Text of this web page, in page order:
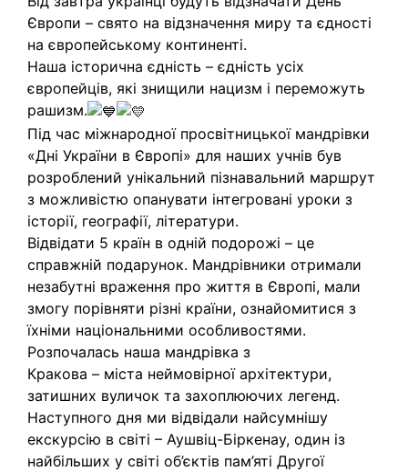
Європи – свято на відзначення миру та єдності
на європейському континенті.
Наша історична єдність – єдність усіх
європейців, які знищили нацизм і переможуть
рашизм.
Під час міжнародної просвітницької мандрівки
«Дні України в Європі» для наших учнів був
розроблений унікальний пізнавальний маршрут
з можливістю опанувати інтегровані уроки з
історії, географії, літератури.
Відвідати 5 країн в одній подорожі – це
справжній подарунок. Мандрівники отримали
незабутні враження про життя в Європі, мали
змогу порівняти різні країни, ознайомитися з
їхніми національними особливостями.
Розпочалась наша мандрівка з
Кракова – міста неймовірної архітектури,
затишних вуличок та захоплюючих легенд.
Наступного дня ми відвідали найсумнішу
екскурсію в світі – Аушвіц-Біркенау, один із
найбільших у світі об’єктів пам’яті Другої